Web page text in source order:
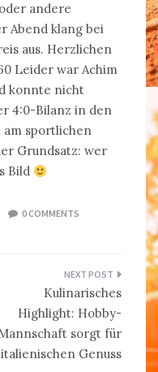
andere
Abend klang bei
aus. Herzlichen
Leider war Achim
konnte nicht
4:0-Bilanz in den
sportlichen
Grundsatz: wer
Bild
0 COMMENTS
Kulinarisches
Highlight: Hobby-
sorgt für
italienischen Genuss